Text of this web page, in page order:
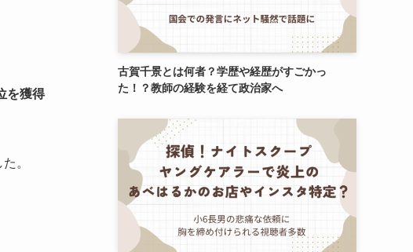
を獲得
。
古賀千景とは何者？学歴や経歴がすごかっ
た！？教師の経験を経て政治家へ